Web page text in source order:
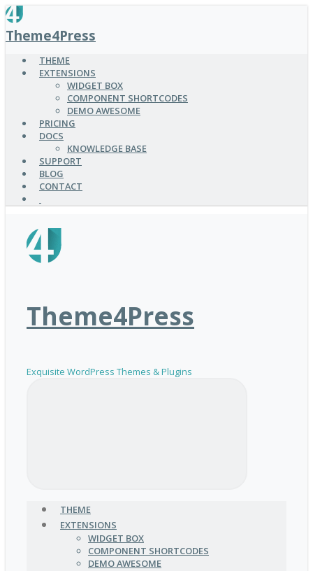
SKIP
TO
MAIN
CONTENT
Theme4Press
THEME
EXTENSIONS
WIDGET BOX
COMPONENT SHORTCODES
DEMO AWESOME
PRICING
DOCS
KNOWLEDGE BASE
SUPPORT
BLOG
CONTACT
Theme4Press
Exquisite WordPress Themes & Plugins
THEME
EXTENSIONS
WIDGET BOX
COMPONENT SHORTCODES
DEMO AWESOME